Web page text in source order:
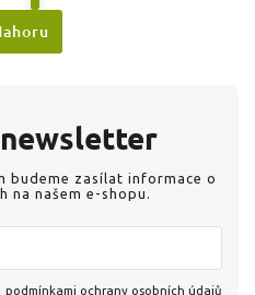
budeme zasílat informace o
na našem e-shopu.
podmínkami ochrany osobních údajů